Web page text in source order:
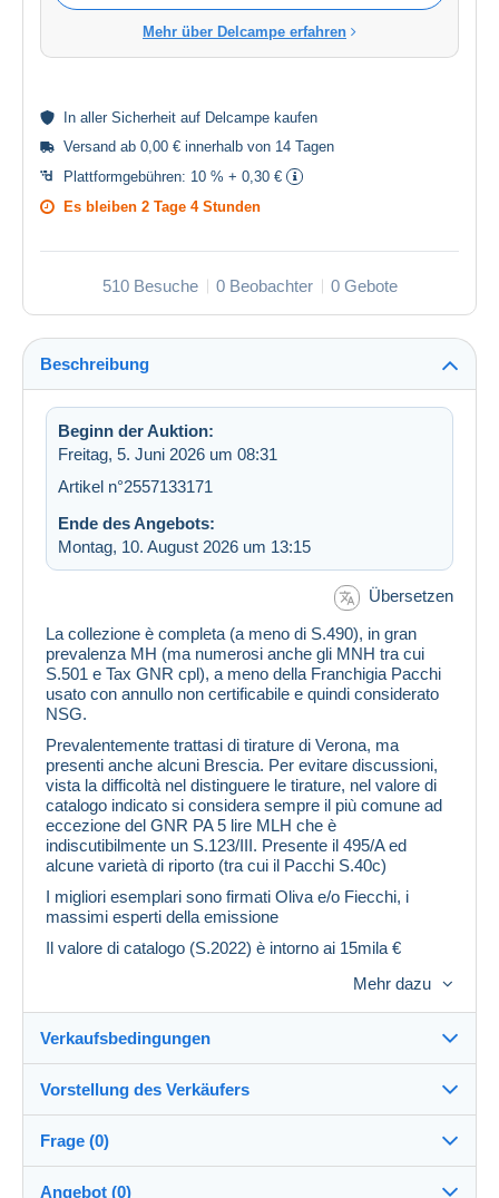
Mehr über Delcampe erfahren
In aller Sicherheit auf Delcampe kaufen
Versand ab 0,00 € innerhalb von 14 Tagen
Plattformgebühren: 10 % + 0,30 €
Es bleiben 2 Tage 4 Stunden
510 Besuche 0 Beobachter 0 Gebote
Beschreibung
Beginn der Auktion:
Freitag, 5. Juni 2026 um 08:31
Artikel n°2557133171
Ende des Angebots:
Montag, 10. August 2026 um 13:15
Übersetzen
La collezione è completa (a meno di S.490), in gran
prevalenza MH (ma numerosi anche gli MNH tra cui
S.501 e Tax GNR cpl), a meno della Franchigia Pacchi
usato con annullo non certificabile e quindi considerato
NSG.
Prevalentemente trattasi di tirature di Verona, ma
presenti anche alcuni Brescia. Per evitare discussioni,
vista la difficoltà nel distinguere le tirature, nel valore di
catalogo indicato si considera sempre il più comune ad
eccezione del GNR PA 5 lire MLH che è
indiscutibilmente un S.123/III. Presente il 495/A ed
alcune varietà di riporto (tra cui il Pacchi S.40c)
I migliori esemplari sono firmati Oliva e/o Fiecchi, i
massimi esperti della emissione
Il valore di catalogo (S.2022) è intorno ai 15mila €
Mehr dazu
Verkaufsbedingungen
Verkaufsbedingungen im Detail
Versand nach Zahlung innerhalb von 14 Tagen
Vorstellung des Verkäufers
tefo0289%(3681x)
Frage (0)
Angebot (0)